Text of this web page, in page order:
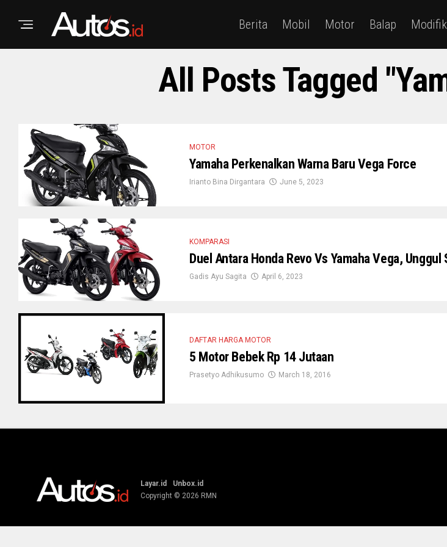
Berita Mobil Motor Balap
All Posts Tagged
MOTOR
Yamaha Perkenalkan Warna Baru Vega Force
Irianto Bina Dirgantara June 5, 2023
KOMPARASI
Duel Antara Honda Revo Vs Yamaha Vega, Unggul
Gadis Ayu Sagita April 6, 2023
DAFTAR HARGA MOTOR
5 Motor Bebek Rp 14 Jutaan
Prasetyo Adhikusumo March 18, 2016
Layar.id
Unbox.id
Copyright © 2026 RMN